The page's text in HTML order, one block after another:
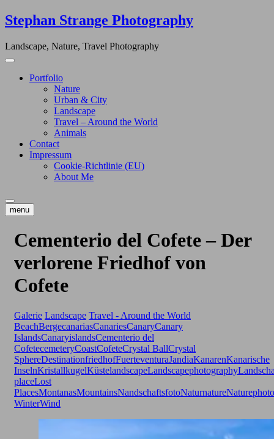
Skip
to
Stephan Strange Photography
Landscape, Nature, Travel Photography
Portfolio
Nature
Urban & City
Landscape
Travel – Around the World
Animals
Contact
Impressum
Cookie-Richtlinie (EU)
About Me
menu
Cementerio del Cofete – Der
verlorene Friedhof von
Cofete
Galerie Landscape Travel - Around the World
BeachBergecanariasCanariesCanaryCanary
IslandsCanaryislandsCementerio del
CofetecemeteryCoastCofeteCrystal BallCrystal
SphereDestinationfriedhofFuerteventuraJandiaKanarenKanarische
InselnKristallkugelKüstelandscapeLandscapephotography
placeLost
PlacesMontanasMountainsNandschaftsfotoNaturnature
WinterWind